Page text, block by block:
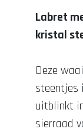
Labret
kristal
Deze
steentjes
uitblinkt
sierraad